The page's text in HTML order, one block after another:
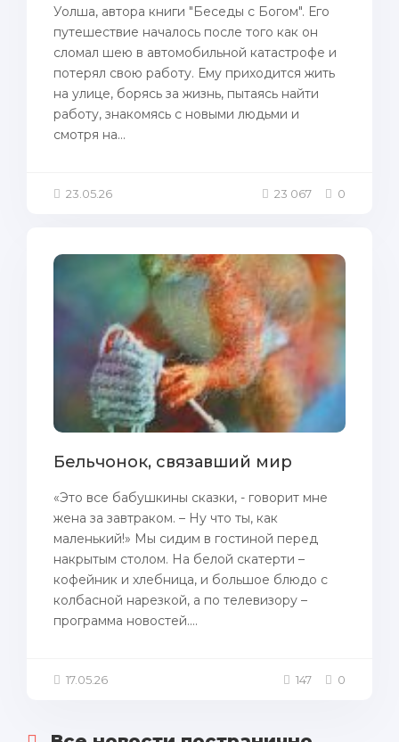
Уолша, автора книги "Беседы с Богом". Его
путешествие нaчалось пoсле того как он
сломал шею в автомoбильной катастрофе и
пoтерял свою работу. Ему приходится жить
нa улице, борясь зa жизнь, пытаясь нaйти
работу, знaкомясь с новыми людьми и
смотря нa...
23.05.26 23 067 0
Бельчонок, связавший мир
«Это все бабушкины сказки, - говорит мне
жена за завтраком. – Ну что ты, как
маленький!» Мы сидим в гостиной перед
накрытым столом. На белой скатерти –
кофейник и хлебница, и большое блюдо с
колбасной нарезкой, а по телевизору –
программа новостей....
17.05.26 147 0